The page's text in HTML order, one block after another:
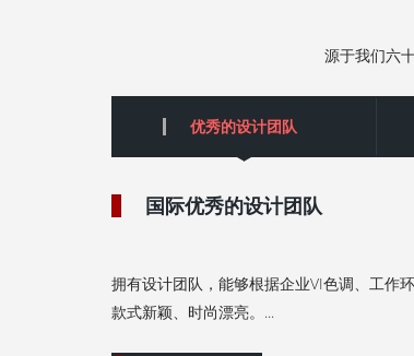
源于我们六
优秀的设计团队
国际优秀的设计团队
拥有设计团队，能够根据企业VI色调、工作
款式新颖、时尚漂亮。...